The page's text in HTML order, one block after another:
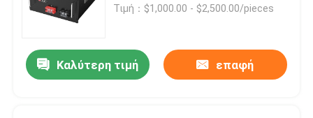
σύστημα
Τιμή：$1,000.00 - $2,500.00/pieces
Καλύτερη τιμή επαφή